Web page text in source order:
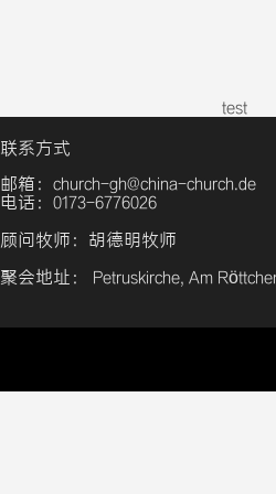
test
联系方式
邮箱：church-gh@china-church.de
电话：0173-6776026
顾问牧师：胡德明牧师
聚会地址： Petruskirche, Am